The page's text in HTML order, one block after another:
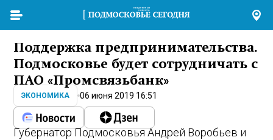
Поддержка предпринимательства.
Подмосковье будет сотрудничать с
ПАО «Промсвязьбанк»
ЭКОНОМИКА 06 июня 2019 16:51
Губернатор Подмосковья Андрей Воробьев и